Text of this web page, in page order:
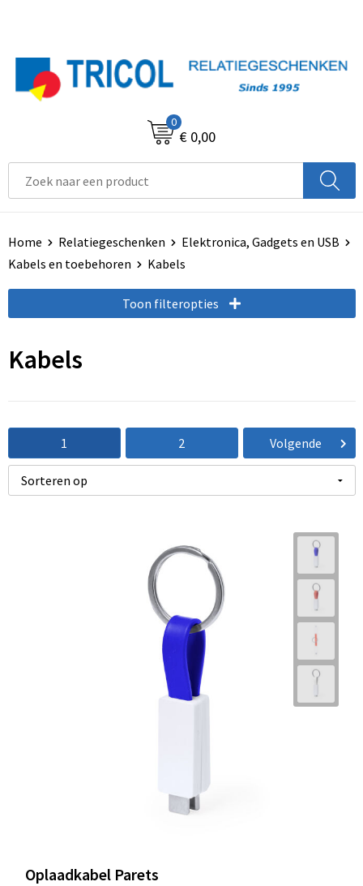
0
€ 0,00
Home Relatiegeschenken
Elektronica, Gadgets en USB
Kabels en toebehoren
Kabels
Toon filteropties
Kabels
1 2 Volgende
Oplaadkabel Parets